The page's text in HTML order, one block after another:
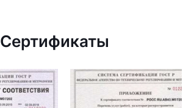
Сертификаты